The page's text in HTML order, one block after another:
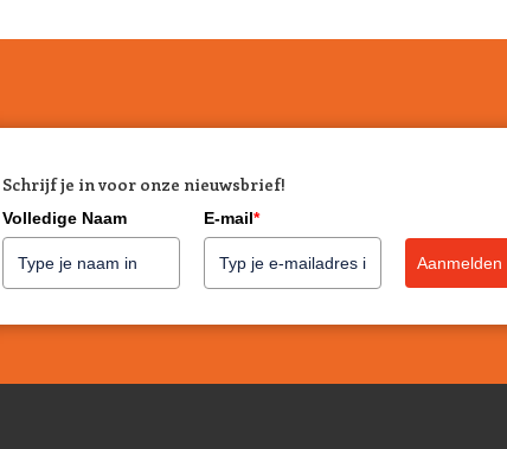
Schrijf je in voor onze nieuwsbrief!
Volledige Naam E-mail*
Aanmelden